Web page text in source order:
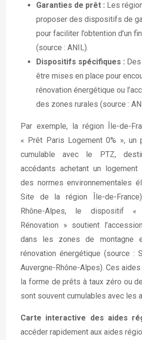
Garanties de prêt : Les
proposer des dispositifs de
pour faciliter l’obtention d’un
(source : ANIL).
Dispositifs spécifiques :
être mises en place pour
rénovation énergétique ou
des zones rurales (source :
Par exemple, la région Île-de-
« Prêt Paris Logement 0% », un
cumulable avec le PTZ,
accédants achetant un
des normes environnementales
Site de la région Île-de-
Rhône-Alpes, le dispositif «
Rénovation » soutient
dans les zones de montagne
rénovation énergétique (source :
Auvergne-Rhône-Alpes). Ces
la forme de prêts à taux zéro ou
sont souvent cumulables avec les
Carte interactive des aides
accéder rapidement aux aides